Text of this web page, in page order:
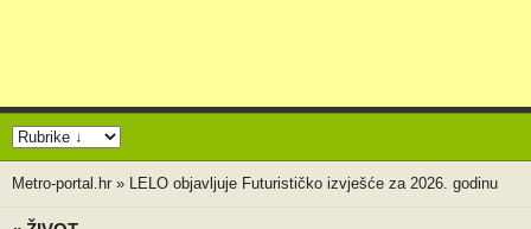
Metro-portal.hr » LELO objavljuje Futurističko izvješće za 2026. godinu